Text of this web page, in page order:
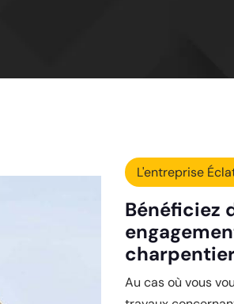
L'entreprise
Bénéficiez
Au cas où vous